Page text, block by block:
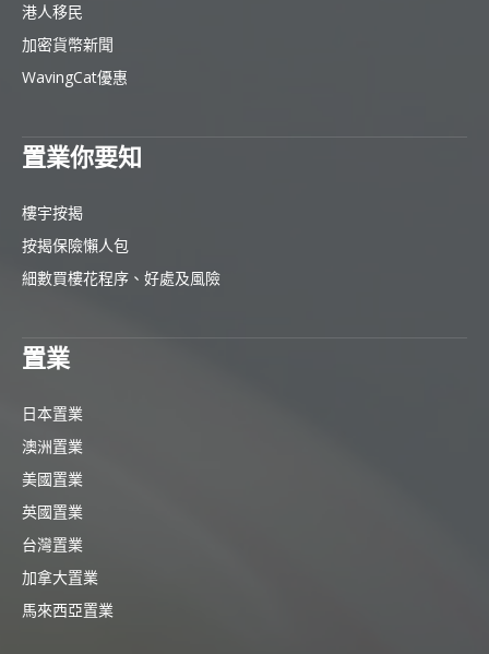
港人移民
加密貨幣新聞
WavingCat優惠
置業你要知
樓宇按揭
按揭保險懶人包
細數買樓花程序、好處及風險
置業
日本置業
澳洲置業
美國置業
英國置業
台灣置業
加拿大置業
馬來西亞置業